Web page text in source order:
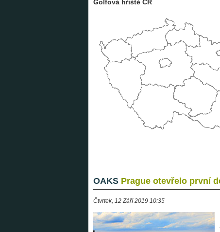
Golfová hřiště ČR
OAKS Prague otevřelo první
Čtvrtek, 12 Září 2019 10:35